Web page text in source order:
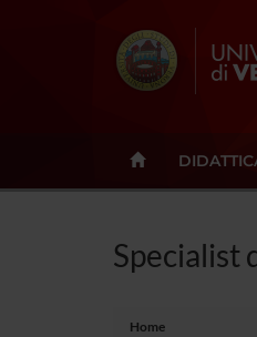
Specialist
Home